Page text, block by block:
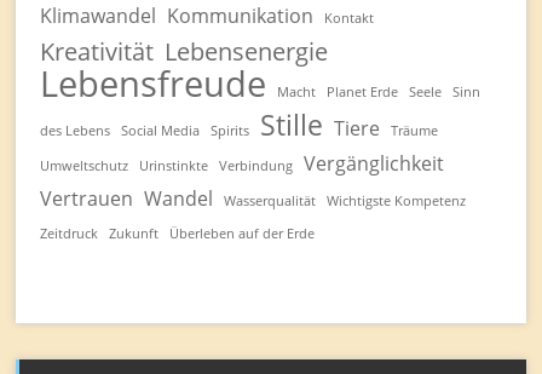
Klimawandel Kommunikation Kontakt
Kreativität Lebensenergie
Lebensfreude Macht Planet Erde Seele Sinn
des Lebens Social Media Spirits Stille Tiere Träume
Umweltschutz Urinstinkte Verbindung
Vergänglichkeit
Vertrauen Wandel Wasserqualität
Wichtigste Kompetenz
Zeitdruck
Zukunft Überleben auf der Erde